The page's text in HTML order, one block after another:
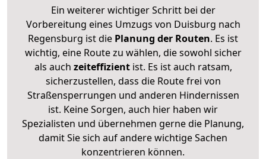
Ein weiterer wichtiger Schritt bei der
Vorbereitung eines Umzugs von Duisburg nach
Regensburg ist die Planung der Routen. Es ist
wichtig, eine Route zu wählen, die sowohl sicher
als auch zeiteffizientist. Es ist auch ratsam,
sicherzustellen, dass die Route frei von
Straßensperrungen und anderen Hindernissen
ist. Keine Sorgen, auch hier haben wir
Spezialisten und übernehmen gerne die Planung,
damit Sie sich auf andere wichtige Sachen
konzentrieren können.